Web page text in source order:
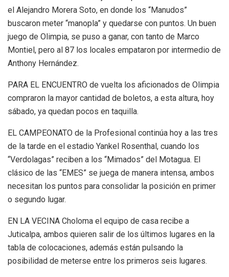
el Alejandro Morera Soto, en donde los “Manudos”
buscaron meter “manopla” y quedarse con puntos. Un buen
juego de Olimpia, se puso a ganar, con tanto de Marco
Montiel, pero al 87 los locales empataron por intermedio de
Anthony Hernández.
PARA EL ENCUENTRO de vuelta los aficionados de Olimpia
compraron la mayor cantidad de boletos, a esta altura, hoy
sábado, ya quedan pocos en taquilla.
EL CAMPEONATO de la Profesional continúa hoy a las tres
de la tarde en el estadio Yankel Rosenthal, cuando los
“Verdolagas” reciben a los “Mimados” del Motagua. El
clásico de las “EMES” se juega de manera intensa, ambos
necesitan los puntos para consolidar la posición en primer
o segundo lugar.
EN LA VECINA Choloma el equipo de casa recibe a
Juticalpa, ambos quieren salir de los últimos lugares en la
tabla de colocaciones, además están pulsando la
posibilidad de meterse entre los primeros seis lugares.